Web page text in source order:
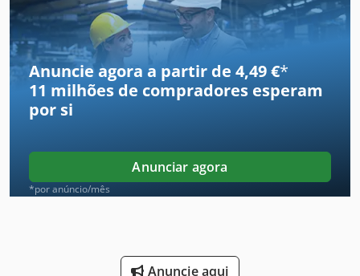
Reboque De Congelados
Reboque De Pesados
Reboque De Refrigeração
Reboque De Ruhr
Reboque De Steve
Anuncie agora a partir de 4,49 €*
11 milhões de compradores esperam
por si
Anunciar agora
*por anúncio/mês
Anuncie aqui